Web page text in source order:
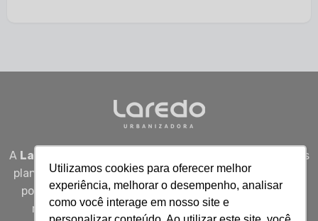
Utilizamos cookies para oferecer melhor
experiência, melhorar o desempenho, analisar
como você interage em nosso site e
A Laredo Urbanizadora
desenvolve empreendimentos
planejados em Sergipe, unindo qualidade, segurança e
potencial real de valorização para quem busca viver
melhor, investir bem e construir patrimônio com